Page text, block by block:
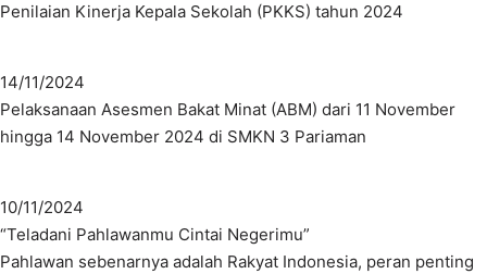
Penilaian Kinerja Kepala Sekolah (PKKS) tahun 2024
14/11/2024
Pelaksanaan Asesmen Bakat Minat (ABM) dari 11 November
hingga 14 November 2024 di SMKN 3 Pariaman
10/11/2024
“Teladani Pahlawanmu Cintai Negerimu”
Pahlawan sebenarnya adalah Rakyat Indonesia, peran penting